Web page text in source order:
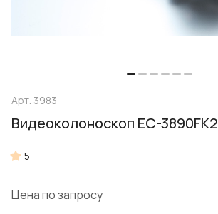
Арт. 3983
Видеоколоноскоп EC-3890FK2
5
Цена по запросу